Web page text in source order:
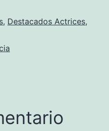
, Destacados Actrices,